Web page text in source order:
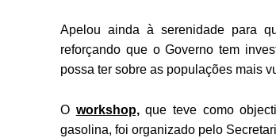
Apelou ainda à serenidade para
reforçando que o Governo tem
possa ter sobre as populações mais
O workshop,que teve como
gasolina, foi organizado pelo